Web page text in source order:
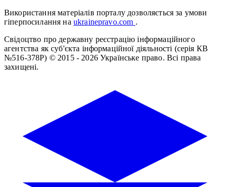
Використання матеріалів порталу дозволяється за умови
гіперпосилання на ukrainepravo.com .
Свідоцтво про державну реєстрацію інформаційного
агентства як суб'єкта інформаційної діяльності (серія КВ
№516-378Р) © 2015 - 2026 Українське право. Всі права
захищені.